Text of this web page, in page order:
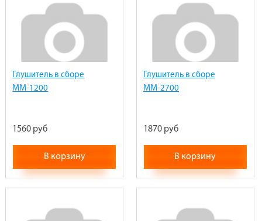
Глушитель в сборе
ММ-1200
1560 руб
В корзину
Глушитель в сборе
ММ-2700
1870 руб
В корзину